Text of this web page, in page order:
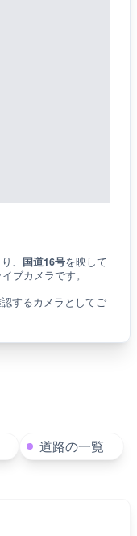
道路の一覧
、 国道16号を映して
ブカメラです。
するカメラとしてご